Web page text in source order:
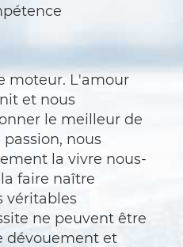
moteur. L'amour
et nous
le meilleur de
nous
la vivre nous-
faire naître
véritables
ne peuvent être
dévouement et